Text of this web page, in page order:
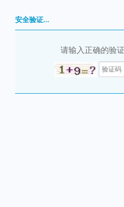
安全验证...
请输入正确的验